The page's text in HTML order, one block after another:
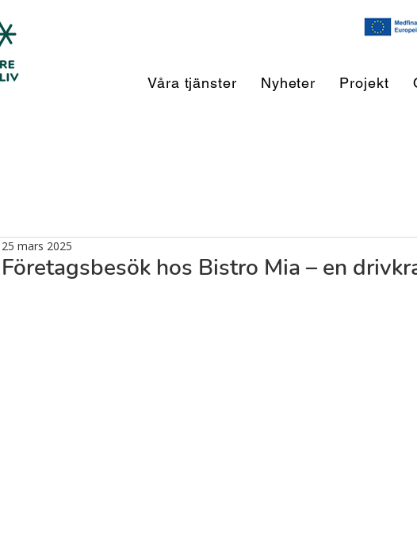
Våra tjänster Nyheter Projekt
Företagsbesök hos Bistro Mia – en
25 mars 2025